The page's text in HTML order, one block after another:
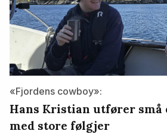
«Fjordens cowboy»:
Hans Kristian utfører små
med store følgjer